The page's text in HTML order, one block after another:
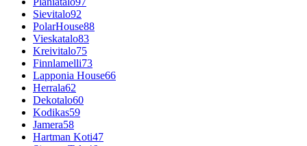
Sievitalo92
PolarHouse88
Vieskatalo83
Kreivitalo75
Finnlamelli73
Lapponia House66
Herrala62
Dekotalo60
Kodikas59
Jamera58
Hartman Koti47